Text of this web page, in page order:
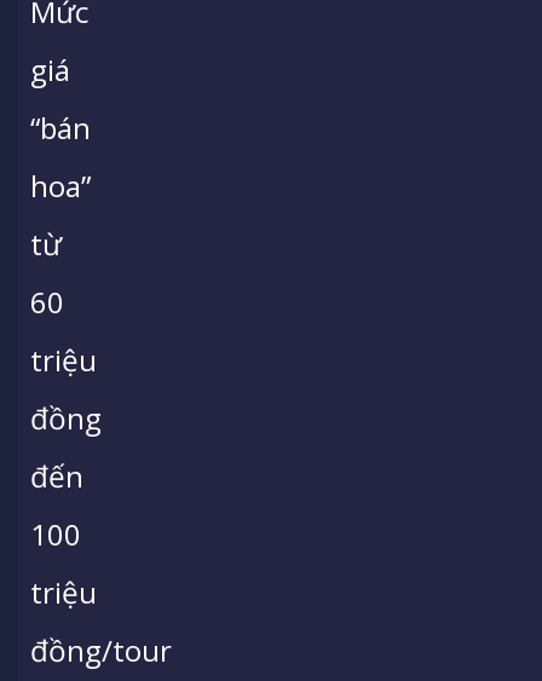
Mức
giá
“bán
hoa”
từ
60
triệu
đồng
đến
100
triệu
đồng/tour